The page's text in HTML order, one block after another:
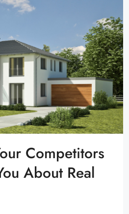
Competitors
About Real